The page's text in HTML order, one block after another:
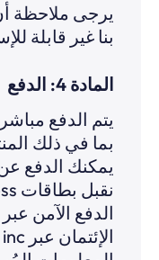
يرجى ملاحظة
بنا غير قابلة
المادة 4: الدفع
يتم الدفع
بما في ذلك
يمكنك الدفع
الدفع الآمن